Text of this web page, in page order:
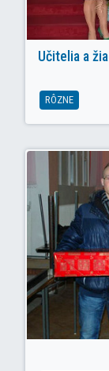
Učitelia a
RÔZNE